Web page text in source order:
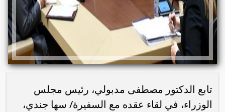
تابع الدكتور مصطفى مدبولي، رئيس مجلس
الوزراء، في لقاء عقده مع السفيرة/ سها جندي،